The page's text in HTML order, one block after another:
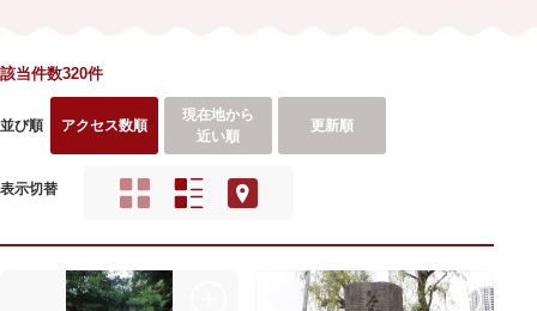
該当件数320件
並び順 アクセス数順
現在地から
近い順
更新順
表示切替